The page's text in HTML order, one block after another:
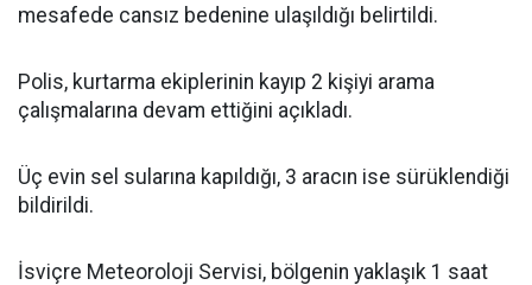
mesafede cansız bedenine ulaşıldığı belirtildi.
Polis, kurtarma ekiplerinin kayıp 2 kişiyi arama
çalışmalarına devam ettiğini açıkladı.
Üç evin sel sularına kapıldığı, 3 aracın ise sürüklendiği
bildirildi.
İsviçre Meteoroloji Servisi, bölgenin yaklaşık 1 saat